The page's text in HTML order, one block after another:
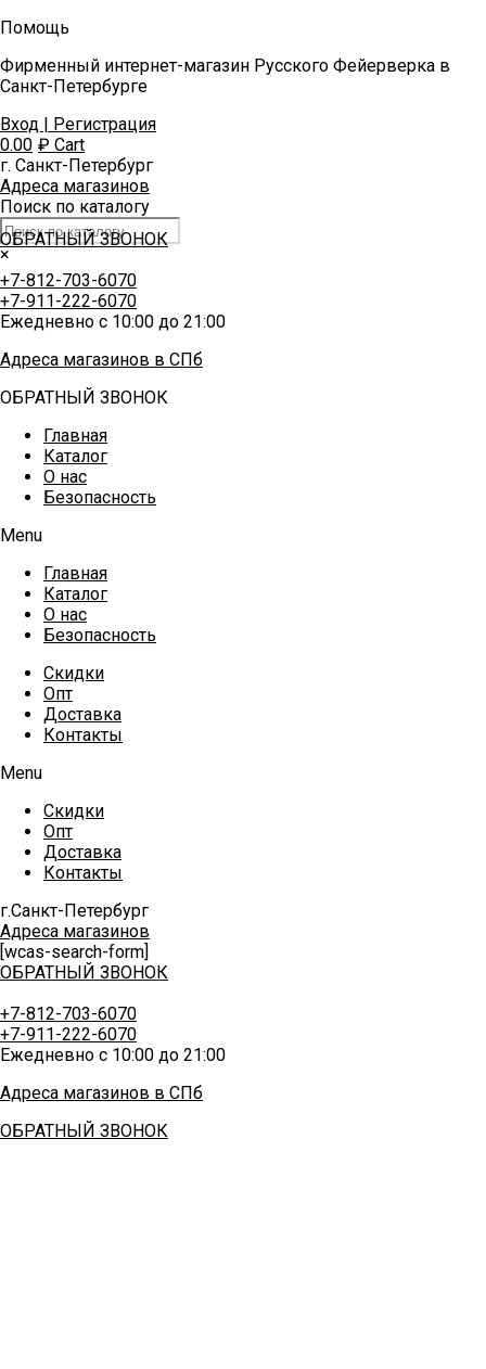
Помощь
Фирменный интернет-магазин Русского Фейерверка в
Санкт-Петербурге
Вход | Регистрация
0.00 ₽ Cart
г. Санкт-Петербург
Адреса магазинов
Поиск по каталогу
×
ОБРАТНЫЙ ЗВОНОК
+7-812-703-6070
+7-911-222-6070
Ежедневно с 10:00 до 21:00
Адреса магазинов в СПб
ОБРАТНЫЙ ЗВОНОК
Главная
Каталог
О нас
Безопасность
Menu
Главная
Каталог
О нас
Безопасность
Скидки
Опт
Доставка
Контакты
Menu
Скидки
Опт
Доставка
Контакты
г.Санкт-Петербург
Адреса магазинов
[wcas-search-form]
ОБРАТНЫЙ ЗВОНОК
+7-812-703-6070
+7-911-222-6070
Ежедневно с 10:00 до 21:00
Адреса магазинов в СПб
ОБРАТНЫЙ ЗВОНОК